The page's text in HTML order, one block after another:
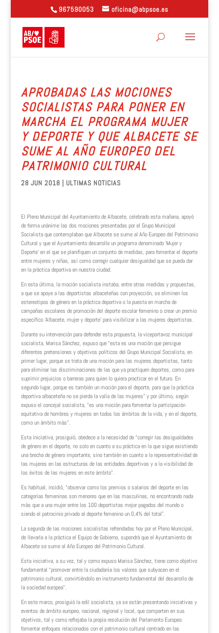
967590053 oficina@abpsoe.es
APROBADAS LAS MOCIONES
SOCIALISTAS PARA PONER EN
MARCHA EL PROGRAMA MUJER
Y DEPORTE Y QUE ALBACETE SE
SUME AL AÑO EUROPEO DEL
PATRIMONIO CULTURAL
28 JUN 2018 | ULTIMAS NOTICIAS
El Pleno Municipal del Ayuntamiento de Albacete, celebrado esta mañana, apoyó
de forma unánime las dos mociones presentadas por el Grupo Municipal
Socialista que contemplaban que Albacete se sume al Año Europeo del Patrimonio
Cultural y que el Ayuntamiento desarrolle un programa denominado ‘Mujer y
Deporte’ en el que se planifiquen un conjunto de medidas, para fomentar el deporte
entre mujeres y niñas, así como corregir cualquier desigualdad que se pueda dar
en la práctica deportiva en nuestra ciudad.
En esta última, la moción socialista instaba, entre otras medidas y propuestas,
a que se apoye a las deportistas albaceteñas con proyección, se eliminen los
estereotipos de género en la práctica deportiva o la puesta en marcha de
campañas escolares de promoción del deporte escolar femenino o crear un premio
específico ‘Albacete, mujer y deporte’ para visibilizar a las mujeres deportistas.
Durante su intervención para defender esta propuesta, la viceportavoz municipal
socialista, Marisa Sánchez, expuso que “esta es una moción que persigue
diferentes pretensiones y objetivos políticos del Grupo Municipal Socialista, en
primer lugar, porque se trata de una moción para las mujeres deportistas, tanto
para eliminar las discriminaciones de las que ya practiquen deportes, como para
suprimir prejuicios o barreras para quien lo quiera practicar en el futuro. En
segundo lugar, porque es también un moción para el deporte, para que la práctica
deportiva albaceteña no se pierda la valía de las mujeres” y por último, según
expuso el concejal socialista, “es una moción para fomentar la participación
equitativa de hombres y mujeres en todos los ámbitos de la vida, y en el deporte,
como un ámbito más”.
Esta iniciativa, prosiguió, obedece a la necesidad de “corregir las desigualdades
de género en el deporte, no solo en cuanto a su práctica en la que sigue existiendo
una brecha de género importante, sino también en cuanto a la representatividad de
las mujeres en las estructuras de las entidades deportivas y a la visibilidad de
los éxitos de las mujeres en este ámbito”.
Es habitual, incidió, “observar como los premios o salarios del deporte en las
categorías femeninas son menores que en las masculinas, no encontrando nada
más que a una mujer entre los 100 deportistas mejor pagados del mundo o
siendo el patrocinio privado al deporte femenino un 0,4% del total”.
La segunda de las mociones socialistas refrendadas hoy por el Pleno Municipal,
de llevarla a la práctica el Equipo de Gobierno, supondrá que el Ayuntamiento de
Albacete se sume al Año Europeo del Patrimonio Cultural.
Esta iniciativa, a su vez, tal y como expuso Marisa Sánchez, tiene como objetivo
fundamental “promover entre la ciudadanía los valores que subyacen en el
patrimonio cultural, convirtiéndolo en instrumento fundamental del desarrollo de
la sociedad europea”.
En este marco, prosiguió la edil socialista, ya se están presentando iniciativas y
eventos de ámbito europeo, nacional, regional y local, que comparten en sus
objetivos, tal y como reflejaba la propia resolución del Parlamento Europeo:
fomentar enfoques relacionados con el patrimonio cultural centrado en las